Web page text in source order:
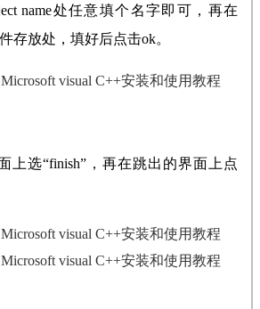
name处任意填个名字即可，再在
存放处，填好后点击ok。
上选“finish”，再在跳出的界面上点